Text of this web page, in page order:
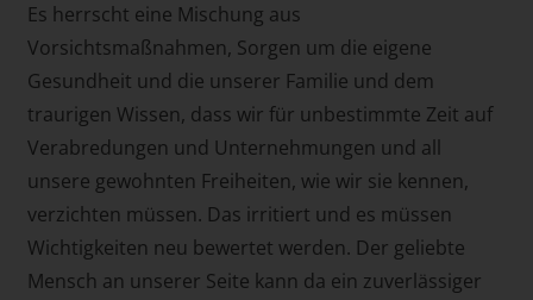
Es herrscht eine Mischung aus
Vorsichtsmaßnahmen, Sorgen um die eigene
Gesundheit und die unserer Familie und dem
traurigen Wissen, dass wir für unbestimmte Zeit auf
Verabredungen und Unternehmungen und all
unsere gewohnten Freiheiten, wie wir sie kennen,
verzichten müssen. Das irritiert und es müssen
Wichtigkeiten neu bewertet werden. Der geliebte
Mensch an unserer Seite kann da ein zuverlässiger